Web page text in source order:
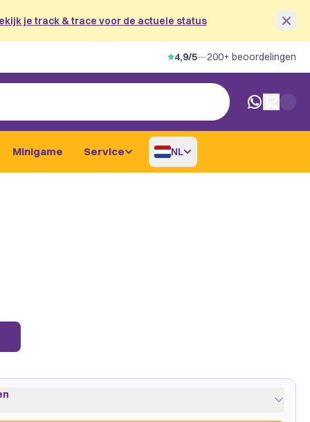
je track & trace voor de actuele status
⭐4,9/5—200+ beoordelingen
0 artikelen
Minigame Service NL